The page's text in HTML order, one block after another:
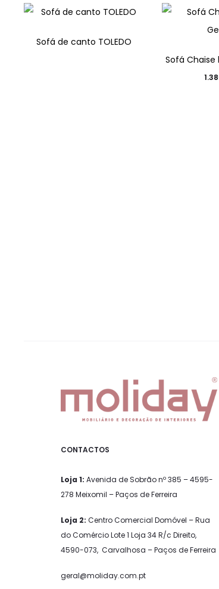
Sofá de canto TOLEDO
Sofá Chaise
CONTACTOS
Loja 1: Avenida de Sobrão nº 385 – 4595-
278 Meixomil – Paços de Ferreira
Loja 2: Centro Comercial Domóvel – Rua
do Comércio Lote 1 Loja 34 R/c Direito,
4590-073, Carvalhosa – Paços de Ferreira
geral@moliday.com.pt